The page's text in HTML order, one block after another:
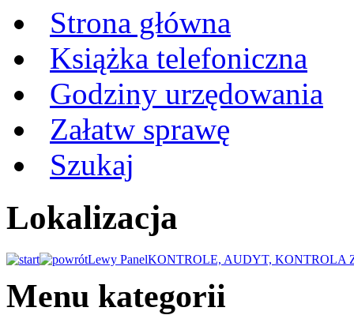
Strona główna
Książka telefoniczna
Godziny urzędowania
Załatw sprawę
Szukaj
Lokalizacja
Lewy PanelKONTROLE, AUDYT, KONTROLA
Menu kategorii